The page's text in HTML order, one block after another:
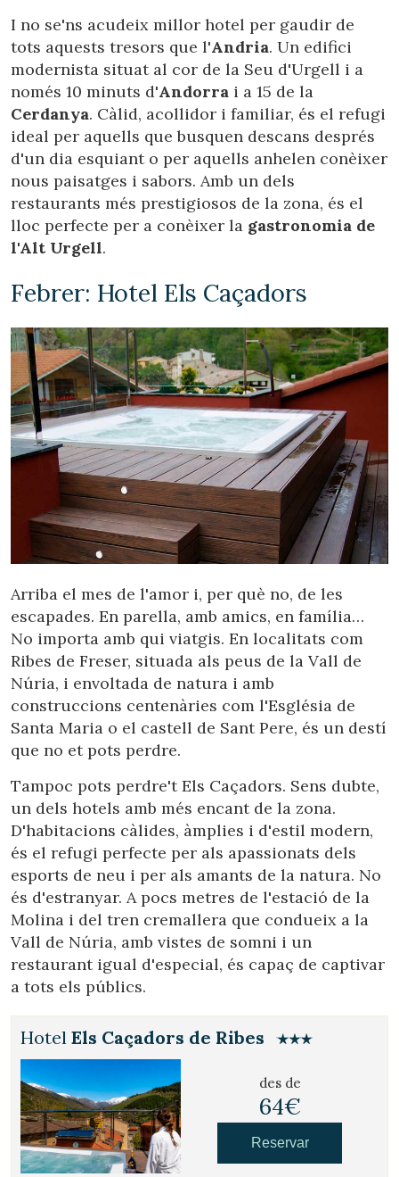
I no se'ns acudeix millor hotel per gaudir de
tots aquests tresors que l'Andria. Un edifici
modernista situat al cor de la Seu d'Urgell i a
només 10 minuts d'Andorra i a 15 de la
Cerdanya. Càlid, acollidor i familiar, és el refugi
ideal per aquells que busquen descans després
d'un dia esquiant o per aquells anhelen conèixer
nous paisatges i sabors. Amb un dels
restaurants més prestigiosos de la zona, és el
lloc perfecte per a conèixer la gastronomia de
l'Alt Urgell.
Febrer: Hotel Els Caçadors
Arriba el mes de l'amor i, per què no, de les
escapades. En parella, amb amics, en família…
No importa amb qui viatgis. En localitats com
Ribes de Freser, situada als peus de la Vall de
Núria, i envoltada de natura i amb
construccions centenàries com l'Església de
Santa Maria o el castell de Sant Pere, és un destí
que no et pots perdre.
Tampoc pots perdre't Els Caçadors. Sens dubte,
un dels hotels amb més encant de la zona.
D'habitacions càlides, àmplies i d'estil modern,
és el refugi perfecte per als apassionats dels
esports de neu i per als amants de la natura. No
és d'estranyar. A pocs metres de l'estació de la
Molina i del tren cremallera que condueix a la
Vall de Núria, amb vistes de somni i un
restaurant igual d'especial, és capaç de captivar
a tots els públics.
Hotel Els Caçadors de Ribes
des de
64€
Reservar
Modificar cookies
Tècniques i funcionals
Sempre activades
Aquest lloc web utilitza cookies pròpies per recopilar
Si continua navegant, suposa l'acceptació de la instal·lació
de les mateixes. L'usuari té la possibilitat de configurar el
navegador podent, si així ho desitja, impedir que siguin
instal·lades al disc dur, encara que haurà de tenir en
compte que aquesta acció podrà ocasionar dificultats de
navegació de la pàgina web.
Analítiques i personalització
Permeten fer el seguiment i l'anàlisi del comportament
dels usuaris d'aquest lloc web. La informació recollida
mitjançant aquest tipus de cookies s'utilitza en el
mesurament de l'activitat del web per a l'elaboració de
perfils de navegació dels usuaris per introduir millores en
servei. Permeten desar la informació de preferència de
l'usuari per millorar la qualitat dels nostres serveis i oferir
una millor experiència a través de productes recomanats.
Marketing i publicitat
Aquestes cookies són utilitzades per emmagatzemar
informació sobre les preferències i les eleccions personals
de l'usuari a través de l'observació continuada dels seus
hàbits de navegació. Gràcies a elles, podem conèixer els